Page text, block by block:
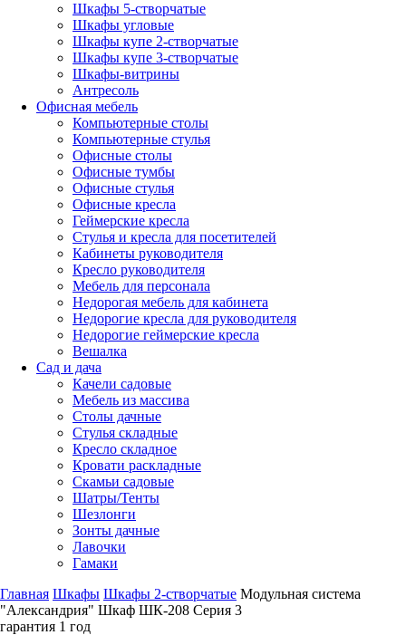
Шкафы 5-створчатые
Шкафы угловые
Шкафы купе 2-створчатые
Шкафы купе 3-створчатые
Шкафы-витрины
Антресоль
Офисная мебель
Компьютерные столы
Компьютерные стулья
Офисные столы
Офисные тумбы
Офисные стулья
Офисные кресла
Геймерские кресла
Стулья и кресла для посетителей
Кабинеты руководителя
Кресло руководителя
Мебель для персонала
Недорогая мебель для кабинета
Недорогие кресла для руководителя
Недорогие геймерские кресла
Вешалка
Сад и дача
Качели садовые
Мебель из массива
Столы дачные
Стулья складные
Кресло складное
Кровати раскладные
Скамьи садовые
Шатры/Тенты
Шезлонги
Зонты дачные
Лавочки
Гамаки
Главная Шкафы Шкафы 2-створчатые Модульная система
"Александрия" Шкаф ШК-208 Серия 3
гарантия 1 год